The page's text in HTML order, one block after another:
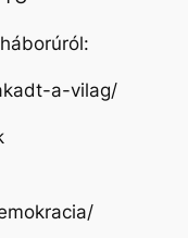
a-vilag/